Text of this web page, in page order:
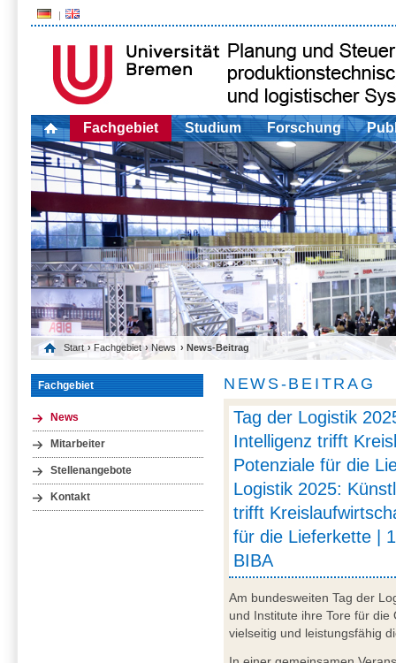
Fachgebiet Studium Forschung
Start › Fachgebiet › News › News-Beitrag
Fachgebiet
News
Mitarbeiter
Stellenangebote
Kontakt
NEWS-BEITRAG
Tag der Logistik
Intelligenz trifft
Potenziale für die
Logistik 2025:
trifft
für die Lieferkette |
BIBA
Am bundesweiten Tag der
und Institute ihre Tore für
vielseitig und leistungsfähig